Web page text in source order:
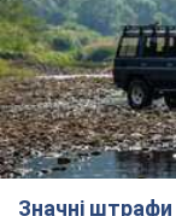
Значні штрафи